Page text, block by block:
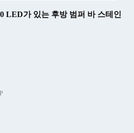
LED가 있는 후방 범퍼 바 스테인